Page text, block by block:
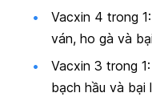
Vacxin 4 trong
ván, ho gà và
Vacxin 3 trong
bạch hầu và bại